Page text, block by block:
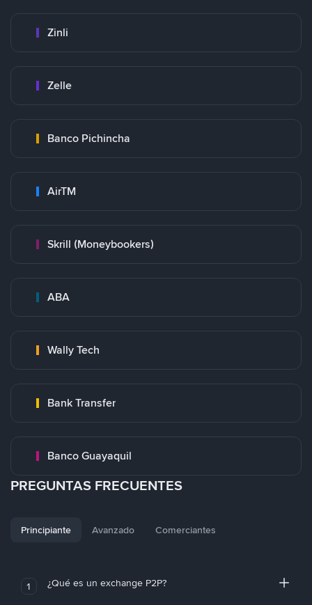
Zinli
Zelle
Banco Pichincha
AirTM
Skrill (Moneybookers)
ABA
Wally Tech
Bank Transfer
Banco Guayaquil
PREGUNTAS FRECUENTES
Principiante Avanzado Comerciantes
1 ¿Qué es un exchange P2P?